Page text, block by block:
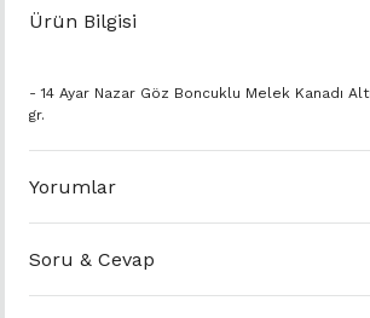
Ürün Bilgisi
- 14 Ayar Nazar Göz Boncuklu Melek Kanadı
gr.
Yorumlar
Soru & Cevap